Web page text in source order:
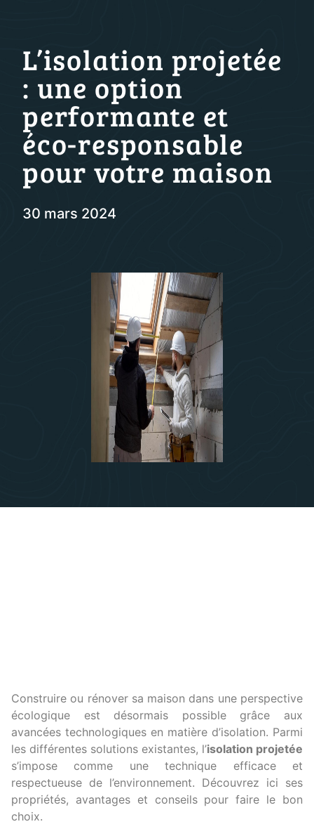
L’isolation projetée
: une option
performante et
éco-responsable
pour votre maison
30 mars 2024
Construire ou rénover sa maison dans une perspective
écologique est désormais possible grâce aux
avancées technologiques en matière d’isolation. Parmi
les différentes solutions existantes, l’isolation projetée
s’impose comme une technique efficace et
respectueuse de l’environnement. Découvrez ici ses
propriétés, avantages et conseils pour faire le bon
choix.